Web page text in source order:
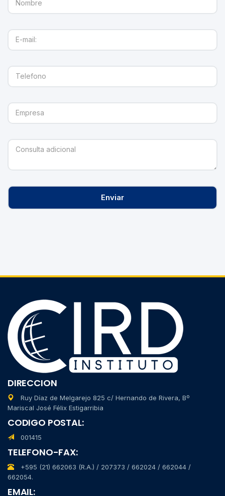
DIRECCION
Ruy Díaz de Melgarejo 825 c/ Hernando de Rivera, Bº
Mariscal José Félix Estigarribia
CODIGO POSTAL:
001415
TELEFONO-FAX:
+595 (21) 662063 (R.A.) / 207373 / 662024 / 662044 /
662054.
EMAIL: